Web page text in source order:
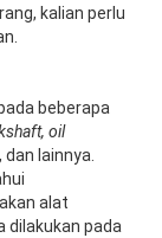
kalian perlu
beberapa
oil
, dan lainnya.
alat
dilakukan pada